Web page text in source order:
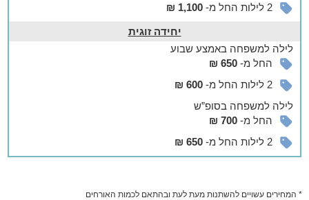
2 לילות החל מ-
1,100 ₪
יחידה זוגית
לילהלמשפחה באמצע שבוע
החל מ-650 ₪
2 לילות החל מ-
600 ₪
לילהלמשפחה בסופ”ש
החל מ-700 ₪
2 לילות החל מ-
650 ₪
* המחירים עשויים להשתנות מעת לעת ובהתאם לכמות האורחים